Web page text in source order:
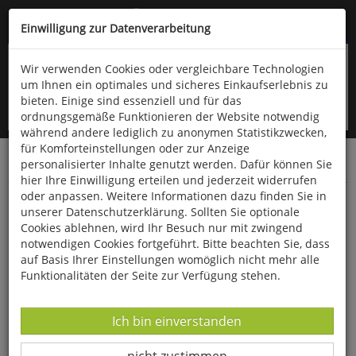
Kompletten Head der Seite überspringen
oder (06766) 9323-960
Startseite Bücher Literatur Belletristik
Die Schuld des Dr. Berka
Einwilligung zur Datenverarbeitung
Wir verwenden Cookies oder vergleichbare Technologien
um Ihnen ein optimales und sicheres Einkaufserlebnis zu
bieten. Einige sind essenziell und für das
ordnungsgemäße Funktionieren der Website notwendig
während andere lediglich zu anonymen Statistikzwecken,
für Komforteinstellungen oder zur Anzeige
personalisierter Inhalte genutzt werden. Dafür können Sie
hier Ihre Einwilligung erteilen und jederzeit widerrufen
oder anpassen. Weitere Informationen dazu finden Sie in
unserer Datenschutzerklärung. Sollten Sie optionale
Cookies ablehnen, wird Ihr Besuch nur mit zwingend
notwendigen Cookies fortgeführt. Bitte beachten Sie, dass
auf Basis Ihrer Einstellungen womöglich nicht mehr alle
Funktionalitäten der Seite zur Verfügung stehen.
Datenverarbeitung -
Ich bin einverstanden